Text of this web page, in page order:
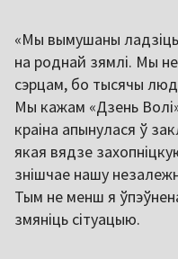
«Мы вымушаны
на роднай зямлі. Мы
сэрцам, бо тысячы
Мы кажам «Дзень
краіна апынулася ў
якая вядзе
знішчае нашу
Тым не менш я
змяніць сітуацыю.